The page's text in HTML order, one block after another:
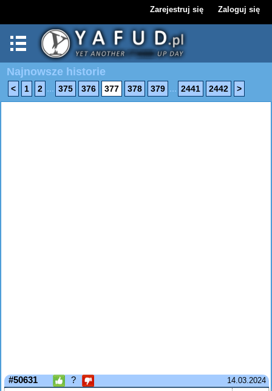
Zarejestruj się Zaloguj się
Najnowsze historie
< 1 2 ... 375 376 377 378 379 ... 2441 2442 >
14.03.2024
#50631 ?